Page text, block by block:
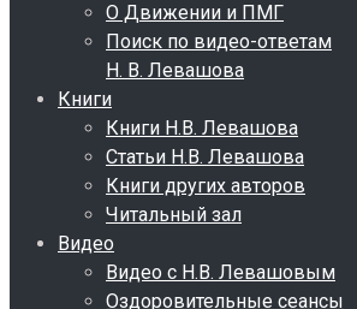
О Движении и ПМГ
Поиск по видео-ответам
Н. В. Левашова
Книги
Книги Н.В. Левашова
Статьи Н.В. Левашова
Книги других авторов
Читальный зал
Видео
Видео с Н.В. Левашовым
Оздоровительные сеансы